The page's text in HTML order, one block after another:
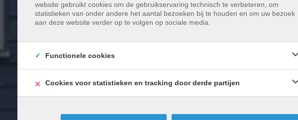
website gebruikt cookies om de gebruikservaring technisch te verbeteren, om
statistieken van onder andere het aantal bezoeken bij te houden en om uw bezoek
aan deze website verder op te volgen op sociale media.
Functionele cookies
Cookies voor statistieken en tracking door derde partijen